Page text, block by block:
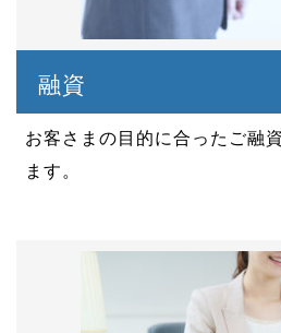
融資
お客さまの目的に合ったご融
ます。